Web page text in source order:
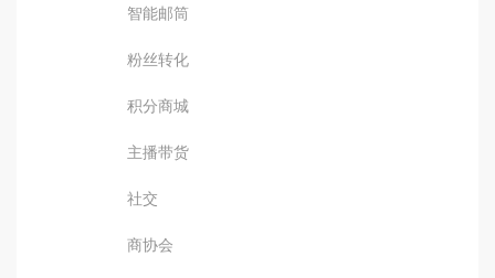
智能邮筒
粉丝转化
积分商城
主播带货
社交
商协会